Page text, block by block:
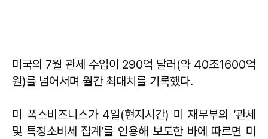
미국의 7월 관세 수입이 290억 달러(약 40조1600억
원)를 넘어서며 월간 최대치를 기록했다.
미 폭스비즈니스가 4일(현지시간) 미 재무부의 ‘관세
및 특정소비세 집계’를 인용해 보도한 바에 따르면 미